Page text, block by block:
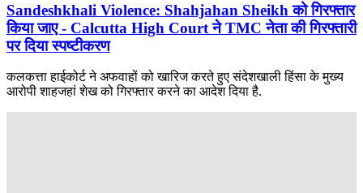
Sandeshkhali Violence: Shahjahan Sheikh को गिरफ्तार
किया जाए - Calcutta High Court ने TMC नेता की गिरफ्तारी
पर दिया स्पष्टीकरण
कलकत्ता हाईकोर्ट ने अफवाहों को खारिज करते हुए संदेशखाली हिंसा के मुख्य
आरोपी शाहजहां शेख को गिरफ्तार करने का आदेश दिया है.